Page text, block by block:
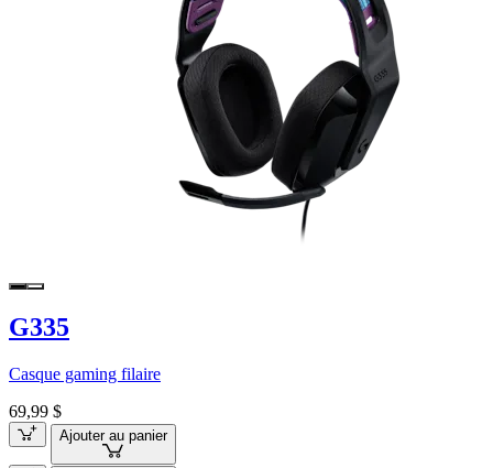
G335
Casque gaming filaire
69,99 $
Ajouter au panier